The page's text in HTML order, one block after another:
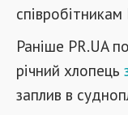
співробітникам
Раніше PR.UA
річний хлопець
заплив в